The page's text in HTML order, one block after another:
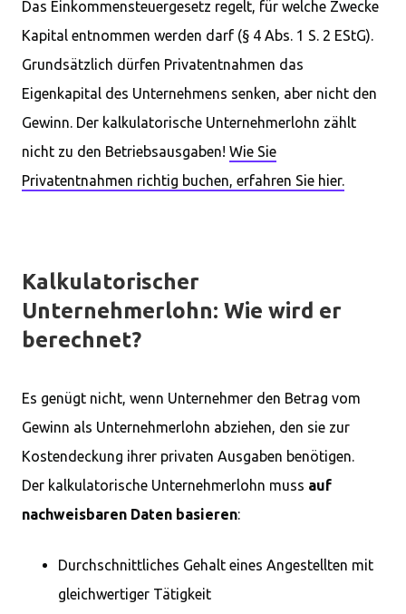
Das Einkommensteuergesetz regelt, für welche Zwecke
Kapital entnommen werden darf (§ 4 Abs. 1 S. 2 EStG).
Grundsätzlich dürfen Privatentnahmen das
Eigenkapital des Unternehmens senken, aber nicht den
Gewinn. Der kalkulatorische Unternehmerlohn zählt
nicht zu den Betriebsausgaben! Wie Sie
Privatentnahmen richtig buchen, erfahren Sie hier.
Kalkulatorischer
Unternehmerlohn: Wie wird er
berechnet?
Es genügt nicht, wenn Unternehmer den Betrag vom
Gewinn als Unternehmerlohn abziehen, den sie zur
Kostendeckung ihrer privaten Ausgaben benötigen.
Der kalkulatorische Unternehmerlohn muss auf
nachweisbaren Daten basieren:
Durchschnittliches Gehalt eines Angestellten mit
gleichwertiger Tätigkeit